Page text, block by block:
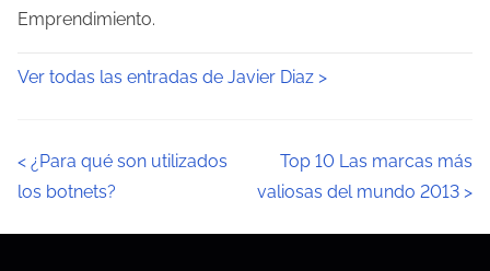
Emprendimiento.
Ver todas las entradas de Javier Diaz >
N
a
< ¿Para qué son utilizados
los botnets?
Top 10 Las marcas más
valiosas del mundo 2013 >